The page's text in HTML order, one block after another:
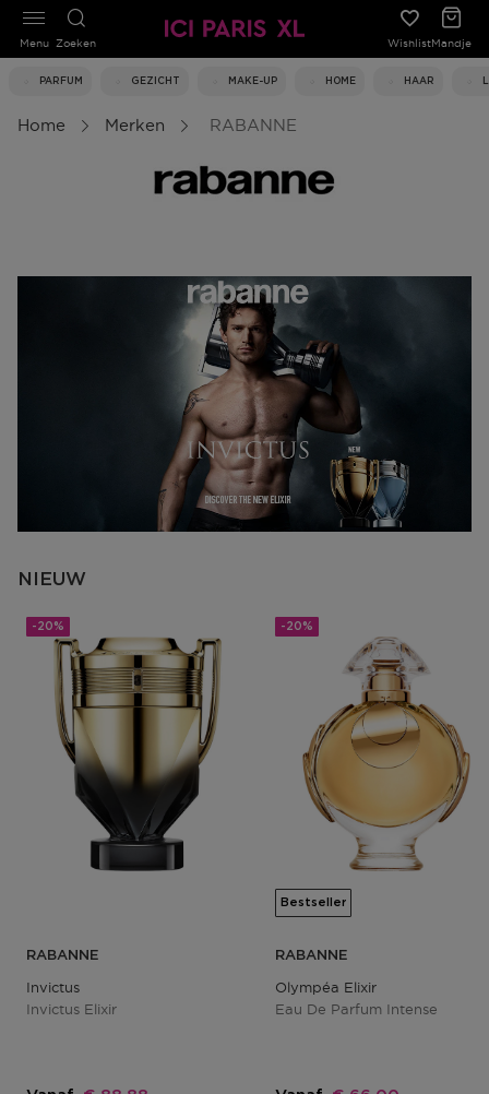
Zoeken WishlistMandje
PARFUM GEZICHT MAKE-UP HOME HAAR
Menu
Home Merken RABANNE
NIEUW
-20%
RABANNE
Invictus
Invictus Elixir
-20%
Bestseller
RABANNE
Olympéa Elixir
Eau De Parfum Intense